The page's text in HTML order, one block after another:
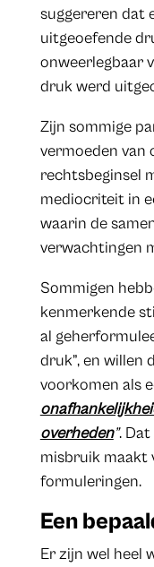
suggereren dat
uitgeoefende
onweerlegbaar
druk werd
Zijn sommige
vermoeden van
rechtsbeginsel
mediocriteit in
waarin de
verwachtingen
Sommigen
kenmerkende
al
druk”, en willen
voorkomen als
overheden”.
misbruik maakt
formuleringen.
Een
Er zijn wel heel